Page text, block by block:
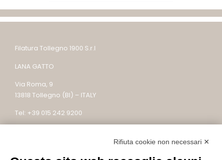
Filatura Tollegno 1900 S.r.l
LANA GATTO
Via Roma, 9
13818 Tollegno (BI) – ITALY
Tel: +39 015 242 9200
filaturatollegno1900@legalmail.itRifiuta cookie non necessari ✕